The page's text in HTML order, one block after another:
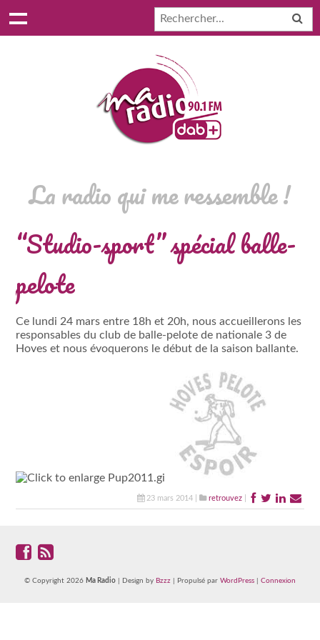
La radio qui me ressemble !
“Studio-sport” spécial balle-
pelote
Ce lundi 24 mars entre 18h et 20h, nous accueillerons les
responsables du club de balle-pelote de nationale 3 de
Hoves et nous évoquerons le début de la saison ballante.
23 mars 2014 | retrouvez
© Copyright 2026 Ma Radio | Design by Bzzz | Propulsé par WordPress Connexion